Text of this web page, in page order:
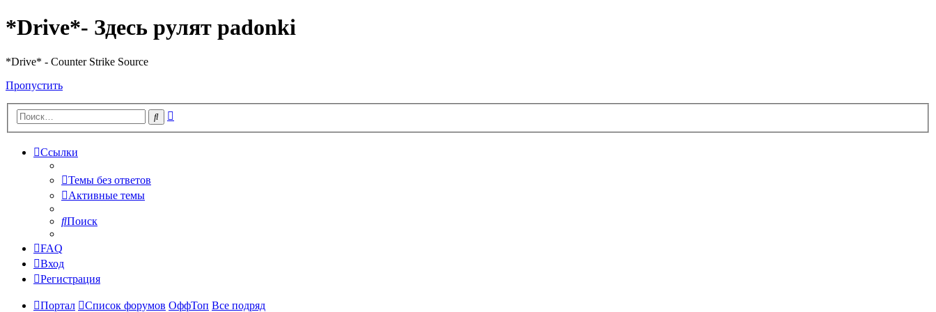
*Drive*- Здесь рулят padonki
*Drive* - Counter Strike Source
Пропустить
Поиск
Ссылки
Темы без ответов
Активные темы
Поиск
FAQ
Вход
Регистрация
Портал Список форумов ОффТоп Все подряд